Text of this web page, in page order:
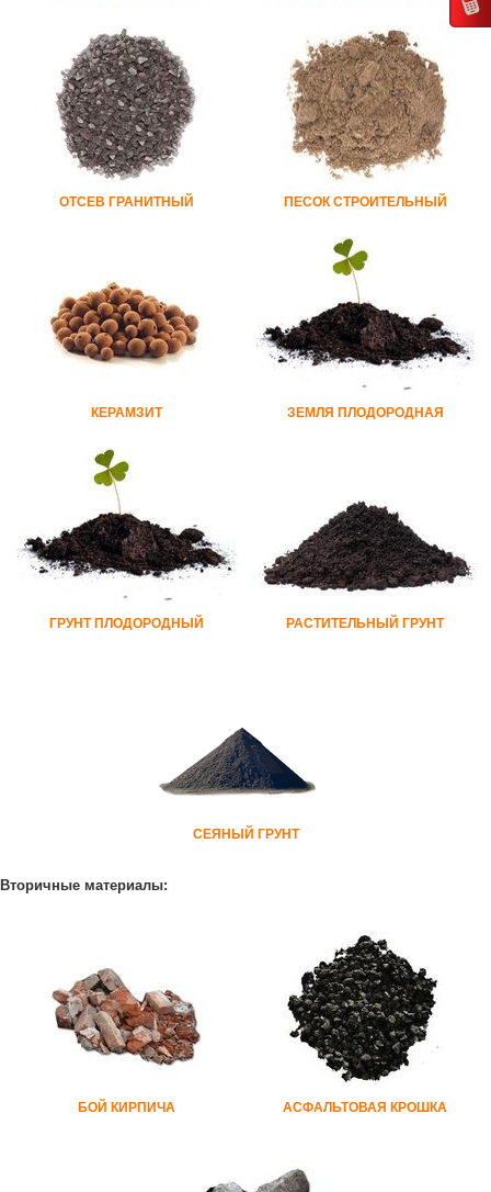
ОТСЕВ ГРАНИТНЫЙ ПЕСОК СТРОИТЕЛЬНЫЙ
КЕРАМЗИТ ЗЕМЛЯ ПЛОДОРОДНАЯ
ГРУНТ ПЛОДОРОДНЫЙ РАСТИТЕЛЬНЫЙ ГРУНТ
СЕЯНЫЙ ГРУНТ
Вторичные материалы:
БОЙ КИРПИЧА АСФАЛЬТОВАЯ КРОШКА